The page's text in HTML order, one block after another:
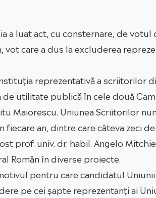
a luat act, cu consternare, de
care a dus la excluderea
reprezentativă a scriitorilor
utilitate publică în cele două
Maiorescu. Uniunea Scriitorilor
an, dintre care câteva zeci
prof. univ. dr. habil. Angelo
Român în diverse proiecte.
pentru care candidatul
pe cei șapte reprezentanți ai